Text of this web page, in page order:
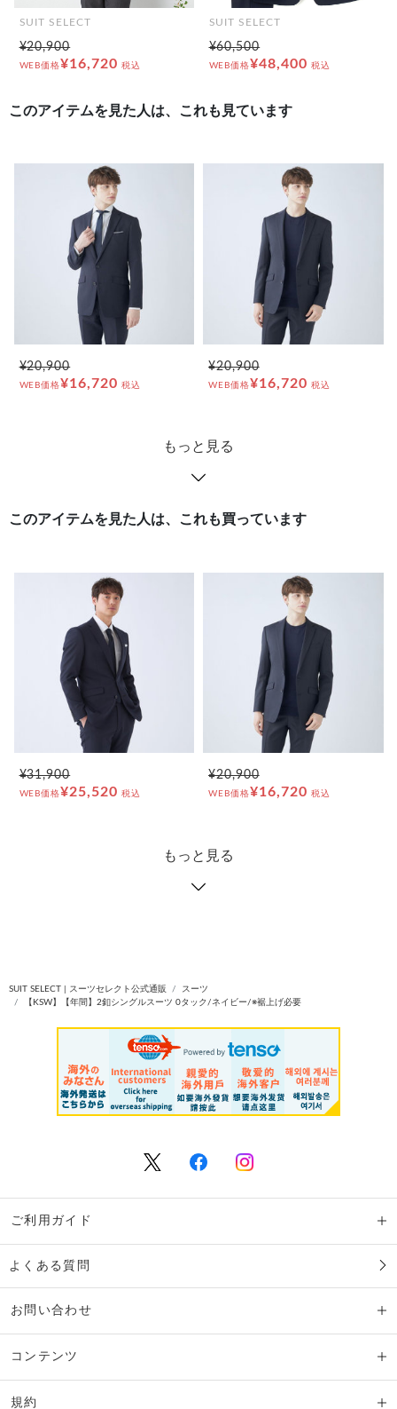
SUIT SELECT
¥20,900
WEB価格¥16,720 税込
SUIT SELECT
¥60,500
WEB価格¥48,400 税込
このアイテムを見た人は、これも見ています
¥20,900
WEB価格¥16,720 税込
¥20,900
WEB価格¥16,720 税込
もっと見る
このアイテムを見た人は、これも買っています
¥31,900
WEB価格¥25,520 税込
¥20,900
WEB価格¥16,720 税込
もっと見る
SUIT SELECT | スーツセレクト公式通販
スーツ
【KSW】【年間】2釦シングルスーツ 0タック/ネイビー/※裾上げ必要
ご利用ガイド
よくある質問
お問い合わせ
コンテンツ
規約